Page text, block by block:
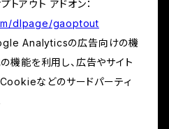
アウト アドオン：
dlpage/gaoptout
Analyticsの広告向けの機
機能を利用し、広告やサイト
などのサードパーティ